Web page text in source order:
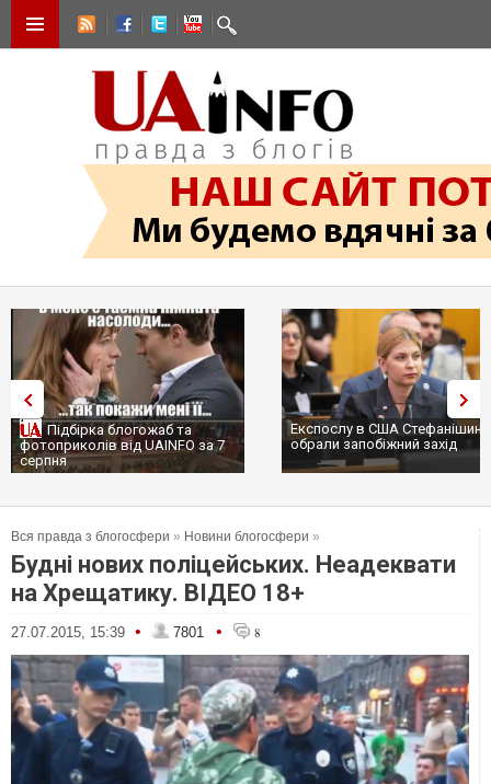
Підбірка блогожаб та
фотоприколів від UAINFO за 7
серпня
Експослу в США
обрали запобіжний захід
Вся правда з блогосфери » Новини блогосфери »
Будні нових поліцейських. Неадеквати
на Хрещатику. ВІДЕО 18+
27.07.2015, 15:39 • 7801 • 8